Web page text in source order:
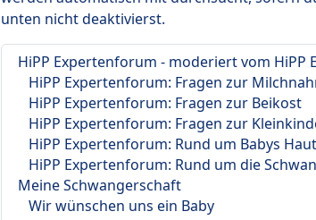
unten nicht deaktivierst.